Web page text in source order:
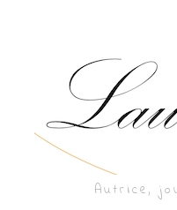
Autrice,